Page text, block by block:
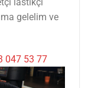
gelelim ve
047 53 77